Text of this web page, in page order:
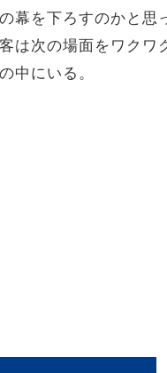
幕を下ろすのかと
は次の場面をワク
中にいる。